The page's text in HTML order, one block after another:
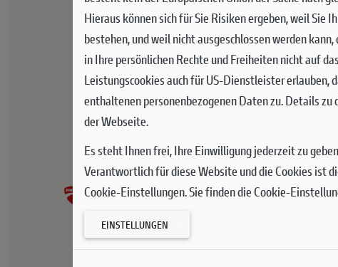
Hieraus können sich für Sie Risiken ergeben, weil Sie
bestehen, und weil nicht ausgeschlossen werden
in Ihre persönlichen Rechte und Freiheiten nicht auf
Leistungscookies auch für US-Dienstleister erlauben,
enthaltenen personenbezogenen Daten zu. Details
der Webseite.
Es steht Ihnen frei, Ihre Einwilligung jederzeit zu
Verantwortlich für diese Website und die Cookies ist
Cookie-Einstellungen. Sie finden die Cookie-
EINSTELLUNGEN